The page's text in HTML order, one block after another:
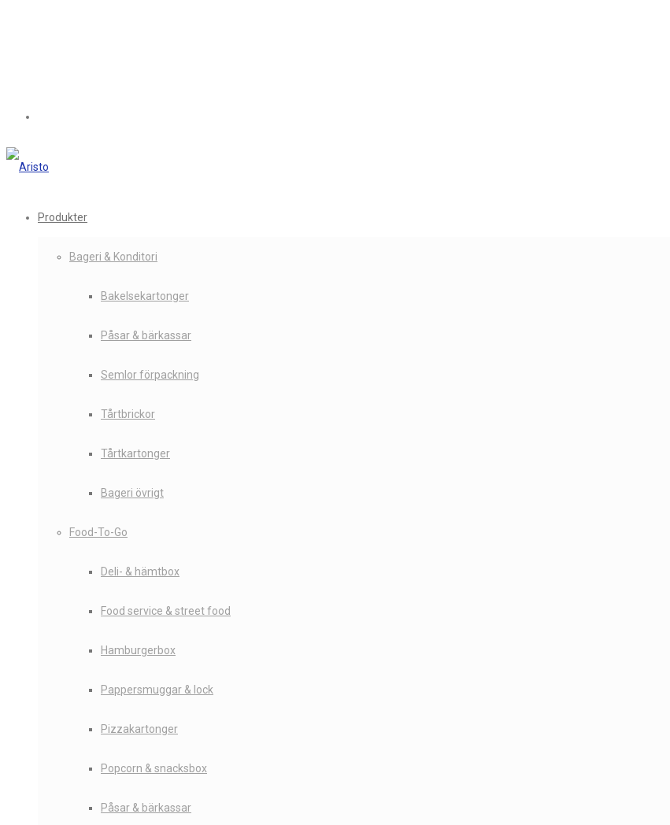
Produkter
Bageri & Konditori
Bakelsekartonger
Påsar & bärkassar
Semlor förpackning
Tårtbrickor
Tårtkartonger
Bageri övrigt
Food-To-Go
Deli- & hämtbox
Food service & street food
Hamburgerbox
Pappersmuggar & lock
Pizzakartonger
Popcorn & snacksbox
Påsar & bärkassar